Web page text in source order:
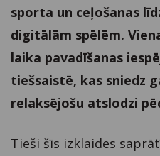
sporta un ceļošanas
digitālām spēlēm.
laika pavadīšanas
tiešsaistē, kas sniedz
relaksējošu atslodzi
Tieši šīs izklaides